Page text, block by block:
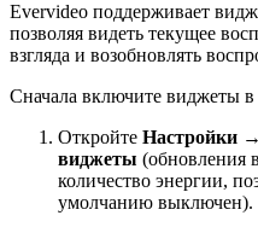
Evervideo поддерживает
позволяя видеть текущее
взгляда и возобновлять
Сначала включите виджеты
Откройте Настройки
виджеты (обновления
количество энергии,
умолчанию выключен).